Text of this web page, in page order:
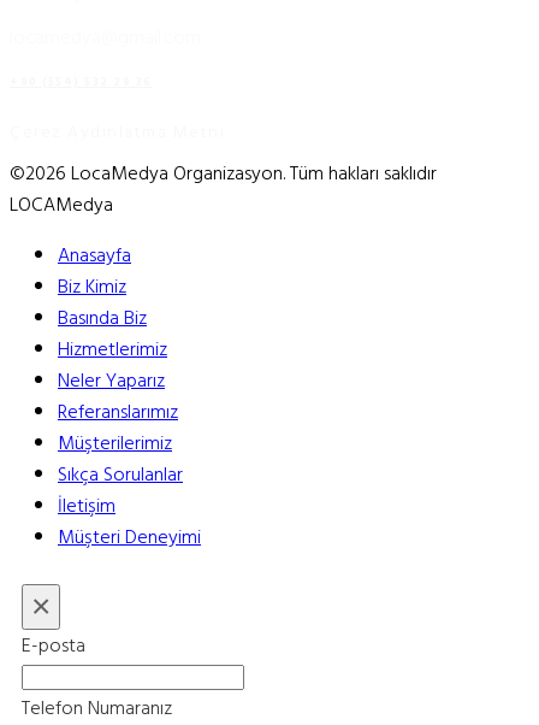
©2026 LocaMedya Organizasyon. Tüm hakları saklıdır
LOCAMedya
Anasayfa
Biz Kimiz
Basında Biz
Hizmetlerimiz
Neler Yaparız
Referanslarımız
Müşterilerimiz
Sıkça Sorulanlar
İletişim
Müşteri Deneyimi
×
E-posta
Telefon Numaranız